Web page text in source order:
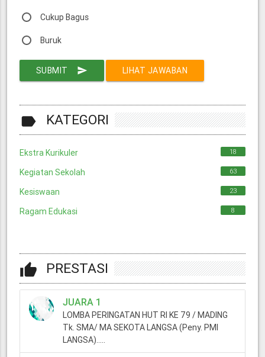
Cukup Bagus
Buruk
SUBMIT send LIHAT JAWABAN
label KATEGORI
Ekstra Kurikuler 18
Kegiatan Sekolah 63
Kesiswaan 23
Ragam Edukasi 8
thumb_up PRESTASI
JUARA 1
LOMBA PERINGATAN HUT RI KE 79 / MADING
Tk. SMA/ MA SEKOTA LANGSA (Peny. PMI
LANGSA).....